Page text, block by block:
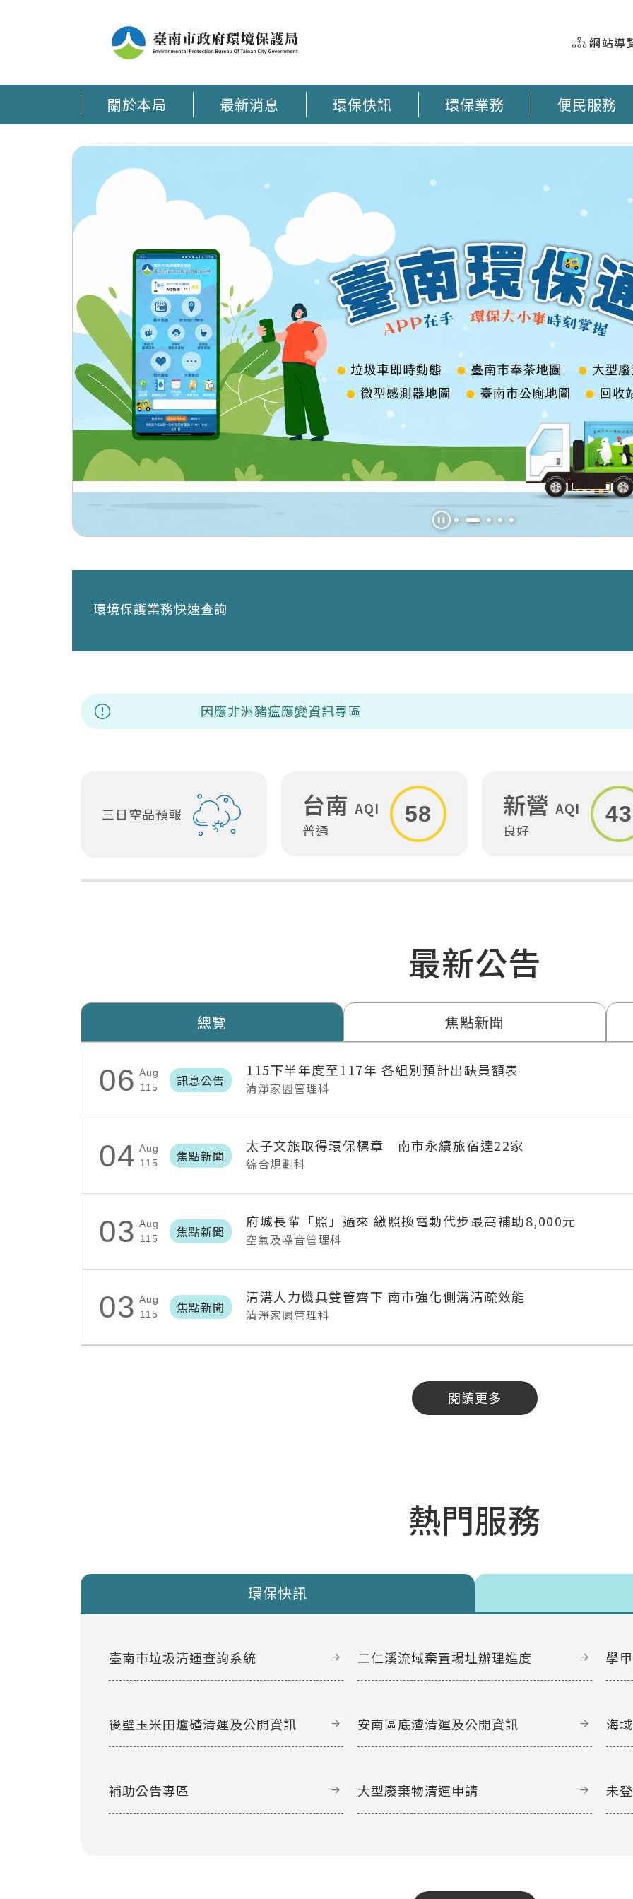
網站導
關於本局 最新消息 環保快訊 環保業務 便民服務
臺南環保通 APP在手 環保大小事時刻掌握 垃圾車即時動態 臺南市奉茶地圖 大型廢棄物清運
環境保護業務快速查詢
因應非洲豬瘟應變資訊專區
三日空品預報 台南 AQI
普通
58 新營 AQI
良好
43
最新公告
總覽 焦點新聞
06 Aug
115
訊息公告
115下半年度至117年 各組別預計出缺員額表
清淨家園管理科
04 Aug
115
焦點新聞
太子文旅取得環保標章 南市永續旅宿達22家
綜合規劃科
03 Aug
115
焦點新聞
府城長輩「照」過來 繳照換電動代步最高補助8,000元
空氣及噪音管理科
03 Aug
115
焦點新聞
清溝人力機具雙管齊下 南市強化側溝清疏效能
清淨家園管理科
閱讀更多
熱門服務
環保快訊
臺南市垃圾清運查詢系統 二仁溪流域棄置場址辦理進度 學
後壁玉米田爐碴清運及公開資訊 安南區底渣清運及公開資訊 海
補助公告專區 大型廢棄物清運申請 未